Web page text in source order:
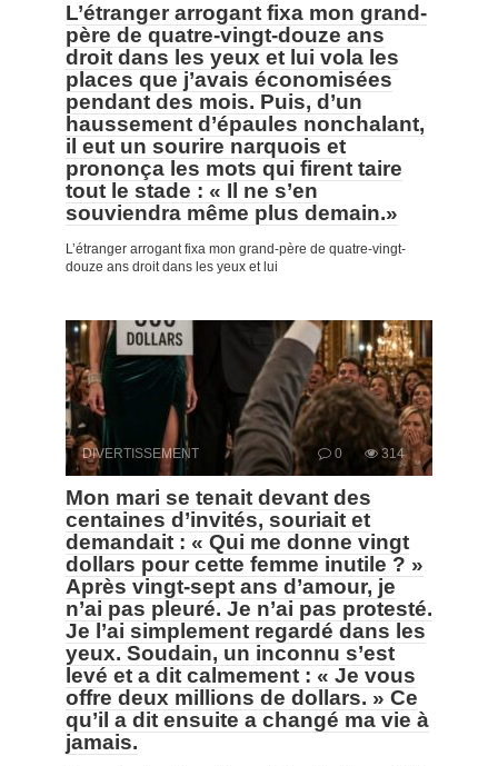
L’étranger arrogant fixa mon grand-
père de quatre-vingt-douze ans
droit dans les yeux et lui vola les
places que j’avais économisées
pendant des mois. Puis, d’un
haussement d’épaules nonchalant,
il eut un sourire narquois et
prononça les mots qui firent taire
tout le stade : « Il ne s’en
souviendra même plus demain.»
L’étranger arrogant fixa mon grand-père de quatre-vingt-
douze ans droit dans les yeux et lui
DIVERTISSEMENT 0 314
Mon mari se tenait devant des
centaines d’invités, souriait et
demandait : « Qui me donne vingt
dollars pour cette femme inutile ? »
Après vingt-sept ans d’amour, je
n’ai pas pleuré. Je n’ai pas protesté.
Je l’ai simplement regardé dans les
yeux. Soudain, un inconnu s’est
levé et a dit calmement : « Je vous
offre deux millions de dollars. » Ce
qu’il a dit ensuite a changé ma vie à
jamais.